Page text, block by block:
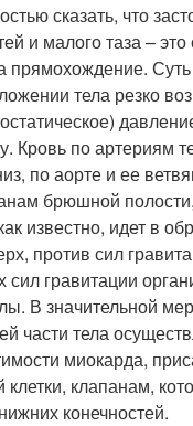
сказать, что
и малого таза –
прямохождение.
тела резко
Кровь по артериям
по аорте и ее
брюшной
известно, идет в
против сил
сил гравитации
В значительной
части тела
миокарда,
клетки, клапанам,
конечностей.